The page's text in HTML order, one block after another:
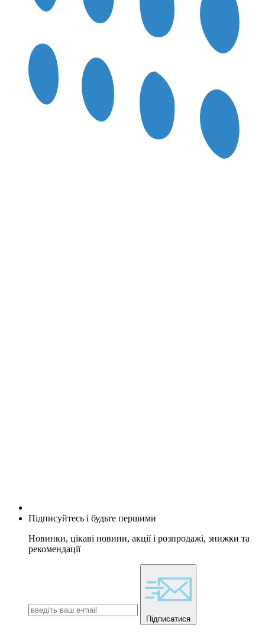
Підписуйтесь і будьте першими
Новинки, цікаві новини, акції і розпродажі, знижки та
рекомендації
Підписатися